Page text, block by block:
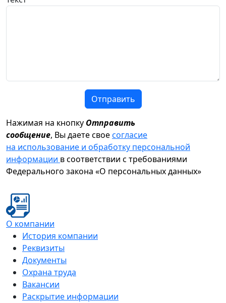
Отправить
Нажимая на кнопку Отправить
сообщение, Вы даете своесогласие
на использование и обработку персональной
информации в соответствии с требованиями
Федерального закона «О персональных данных»
О компании
История компании
Реквизиты
Документы
Охрана труда
Вакансии
Раскрытие информации